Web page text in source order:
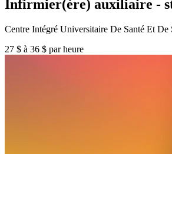
Infirmier(ère) auxiliaire -
Centre Intégré Universitaire De Santé Et
27 $ à 36 $ par heure